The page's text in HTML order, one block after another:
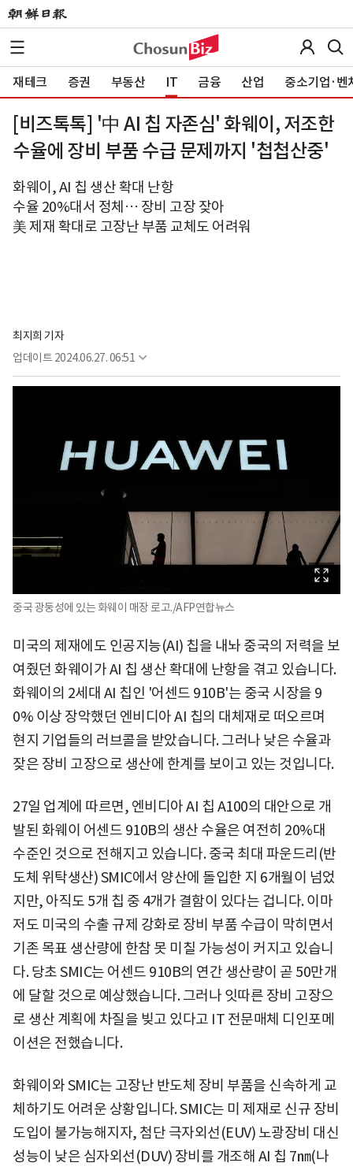
재테크 증권 부동산 IT 금융 산업 중소기업·벤
[비즈톡톡] '中 AI 칩 자존심' 화웨이, 저조한
수율에 장비 부품 수급 문제까지 '첩첩산중'
화웨이, AI 칩 생산 확대 난항
수율 20%대서 정체… 장비 고장 잦아
美 제재 확대로 고장난 부품 교체도 어려워
최지희 기자
업데이트 2024.06.27. 06:51
중국 광둥성에 있는 화웨이 매장 로고./AFP연합뉴스
미국의 제재에도 인공지능(AI) 칩을 내놔 중국의 저력을 보
여줬던 화웨이가 AI 칩 생산 확대에 난항을 겪고 있습니다.
화웨이의 2세대 AI 칩인 '어센드 910B'는 중국 시장을 9
0% 이상 장악했던 엔비디아 AI 칩의 대체재로 떠오르며
현지 기업들의 러브콜을 받았습니다. 그러나 낮은 수율과
잦은 장비 고장으로 생산에 한계를 보이고 있는 것입니다.
27일 업계에 따르면, 엔비디아 AI 칩 A100의 대안으로 개
발된 화웨이 어센드 910B의 생산 수율은 여전히 20%대
수준인 것으로 전해지고 있습니다. 중국 최대 파운드리(반
도체 위탁생산) SMIC에서 양산에 돌입한 지 6개월이 넘었
지만, 아직도 5개 칩 중 4개가 결함이 있다는 겁니다. 이마
저도 미국의 수출 규제 강화로 장비 부품 수급이 막히면서
기존 목표 생산량에 한참 못 미칠 가능성이 커지고 있습니
다. 당초 SMIC는 어센드 910B의 연간 생산량이 곧 50만개
에 달할 것으로 예상했습니다. 그러나 잇따른 장비 고장으
로 생산 계획에 차질을 빚고 있다고 IT 전문매체 디인포메
이션은 전했습니다.
화웨이와 SMIC는 고장난 반도체 장비 부품을 신속하게 교
체하기도 어려운 상황입니다. SMIC는 미 제재로 신규 장비
도입이 불가능해지자, 첨단 극자외선(EUV) 노광장비 대신
성능이 낮은 심자외선(DUV) 장비를 개조해 AI 칩 7㎚(나